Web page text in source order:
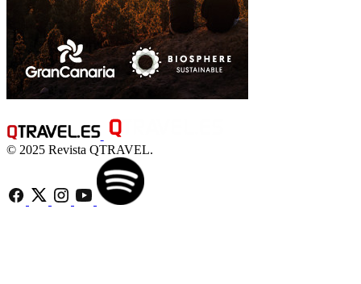
© 2025 Revista QTRAVEL.